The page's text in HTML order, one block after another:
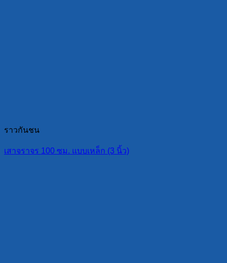
ราวกันชน
เสาจราจร 100 ซม. แบบเหล็ก (3 นิ้ว)